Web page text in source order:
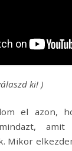
ki! )
el azon,
amit
Mikor